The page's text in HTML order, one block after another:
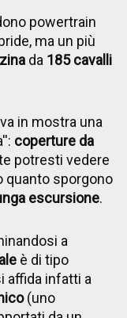
powertrain
ma un più
da 185 cavalli
in mostra una
coperture da
potresti vedere
quanto sporgono
escursione.
a
è di tipo
affida infatti a
(uno